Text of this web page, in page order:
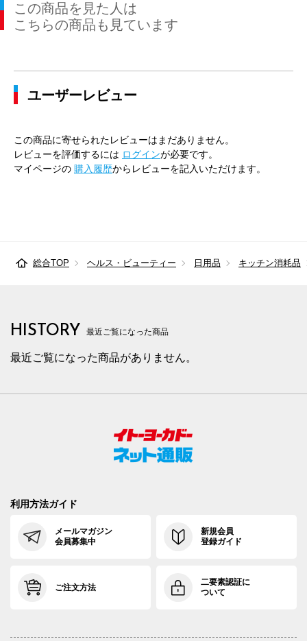
この商品を見た人は
こちらの商品も見ています
ユーザーレビュー
この商品に寄せられたレビューはまだありません。
レビューを評価するには ログインが必要です。
マイページの 購入履歴からレビューを記入いただけます。
総合TOP ヘルス・ビューティー 日用品 キッチン消耗品
HISTORY 最近ご覧になった商品
最近ご覧になった商品がありません。
利用方法ガイド
メールマガジン
会員募集中
新規会員
登録ガイド
ご注文方法
二要素認証に
ついて